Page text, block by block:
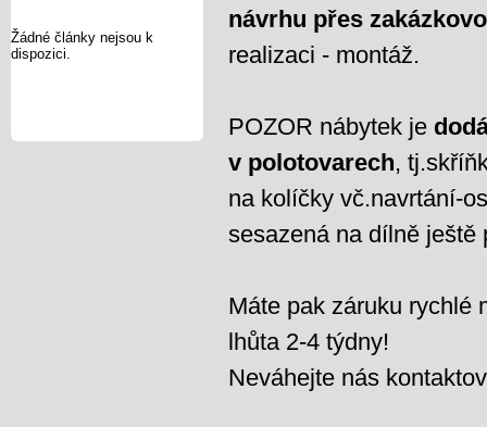
Žádné články nejsou k
dispozici.
návrhu přes
realizaci - montáž.
POZOR nábytek je
v polotovarech,
na kolíčky vč.navrtání-
sesazená na dílně ještě
Máte pak záruku rychlé
lhůta 2-4 týdny!
Neváhejte nás